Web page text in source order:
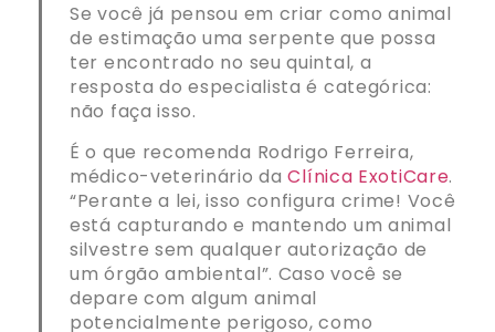
Se você já pensou em criar como animal
de estimação uma serpente que possa
ter encontrado no seu quintal, a
resposta do especialista é categórica:
não faça isso.
É o que recomenda Rodrigo Ferreira,
médico-veterinário daClínica ExotiCare.
“Perante a lei, isso configura crime! Você
está capturando e mantendo um animal
silvestre sem qualquer autorização de
um órgão ambiental”. Caso você se
depare com algum animal
potencialmente perigoso, como